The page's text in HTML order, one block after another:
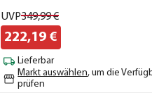
UVP349,99€
222,19 €
Lieferbar
Markt auswählen, um die
prüfen